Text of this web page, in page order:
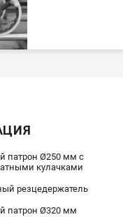
патрон Ø250 мм с
кулачками
резцедержатель
патрон Ø320 мм